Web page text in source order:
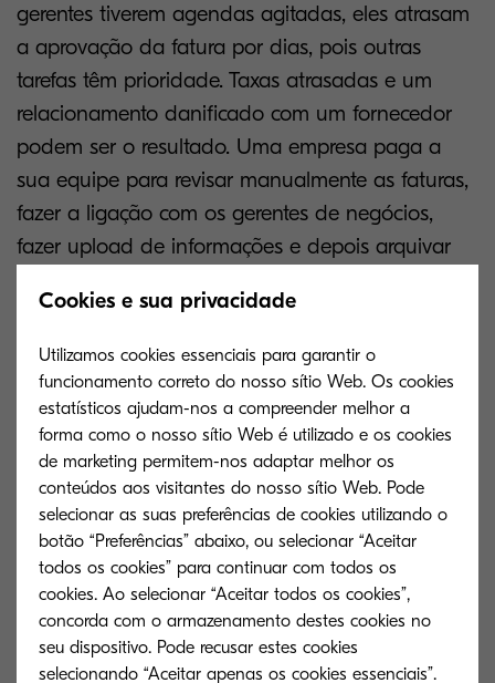
gerentes tiverem agendas agitadas, eles atrasam
a aprovação da fatura por dias, pois outras
tarefas têm prioridade. Taxas atrasadas e um
relacionamento danificado com um fornecedor
podem ser o resultado. Uma empresa paga a
sua equipe para revisar manualmente as faturas,
fazer a ligação com os gerentes de negócios,
fazer upload de informações e depois arquivar
erros, como inevitavelmente existem, é caro
corrigi-los. A empresa de inteligência de mercado,
Aberdeen, calculou que as empresas mais
eficientes passaram uma média de 2,8 dias
processando faturas ao custo de cerca de US $
2,18, enquanto a média do setor ficou mais
próxima de US $ 9,40. O segredo das empresas
com melhor desempenho? Automatizando o
processo, de preferência com a tecnologia em
nuvem.
Cookies e sua privacidade
Utilizamos cookies essenciais para garantir o
funcionamento correto do nosso sítio Web. Os cookies
estatísticos ajudam-nos a compreender melhor a
forma como o nosso sítio Web é utilizado e os cookies
de marketing permitem-nos adaptar melhor os
conteúdos aos visitantes do nosso sítio Web. Pode
selecionar as suas preferências de cookies utilizando o
botão “Preferências” abaixo, ou selecionar “Aceitar
todos os cookies” para continuar com todos os
cookies. Ao selecionar “Aceitar todos os cookies”,
concorda com o armazenamento destes cookies no
seu dispositivo. Pode recusar estes cookies
selecionando “Aceitar apenas os cookies essenciais”.